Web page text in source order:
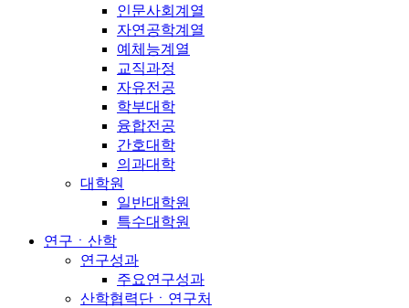
인문사회계열
자연공학계열
예체능계열
교직과정
자유전공
학부대학
융합전공
간호대학
의과대학
대학원
일반대학원
특수대학원
연구ㆍ산학
연구성과
주요연구성과
산학협력단ㆍ연구처